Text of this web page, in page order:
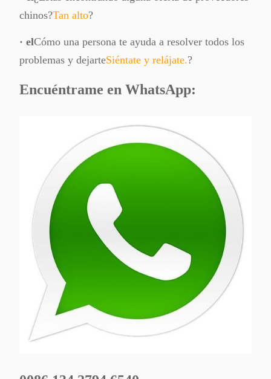
copiador
con el
AR5623d
EXV40 para
1033 /
chinos?Tan alto?
· elCómo una persona te ayuda a resolver todos los
problemas y dejarteSiéntate y relájate.?
Encuéntrame en WhatsApp: